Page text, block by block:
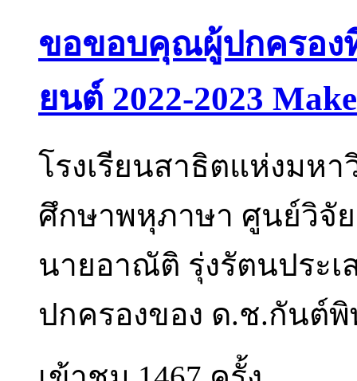
ขอขอบคุณผู้ปกครอง
ยนต์ 2022-2023
โรงเรียนสาธิตแห่งมห
ศึกษาพหุภาษา ศูนย์วิ
นายอาณัติ รุ่งรัตนประเ
ปกครองของ ด.ช.กันต์พิ